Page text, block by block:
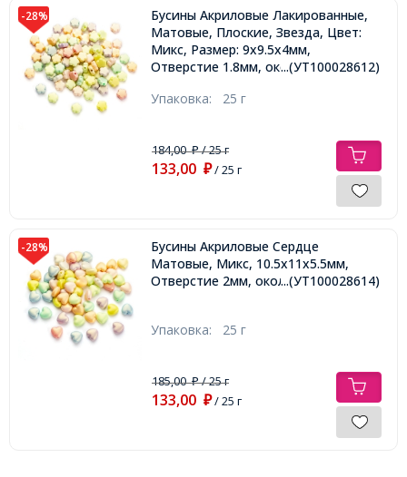
-28%
Бусины Акриловые Лакированные,
Матовые, Плоские, Звезда, Цвет:
Микс, Размер: 9х9.5х4мм,
Отверстие 1.8мм, около 100шт/25г,
...(УТ100028612)
Упаковка: 25 г
184,00₽/ 25 г
133,00 ₽/ 25 г
-28%
Бусины Акриловые Сердце
Матовые, Микс, 10.5х11х5.5мм,
Отверстие 2мм, около 60шт/25г,
...(УТ100028614)
Упаковка: 25 г
185,00₽/ 25 г
133,00 ₽/ 25 г